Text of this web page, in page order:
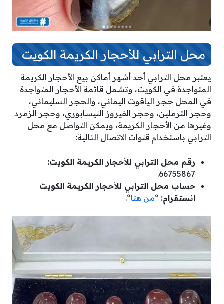
محل الترابي للأحجار الكريمة الكويت
يعتبر محل الترابي أحد أشهر أماكن بيع الأحجار الكريمة
المتواجدة في الكويت، وتشمل قائمة الأحجار المتواجدة
في المحل حجر الياقوت اليماني، والحجر السليماني،
وحجر الترملين، وحجر الفيروز النيسابوري، وحجر الزمرد
وغيرها من الأحجار الكريمة، ويمكن التواصل مع محل
الترابي باستخدام قنوات الاتصال التالية:
رقم محل الترابي للأحجار الكريمة الكويت:
66755867.
حساب محل الترابي للأحجار الكريمة الكويت
انستقرام: “من هنا“.